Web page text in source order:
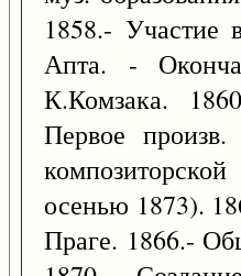
1858.- Участие
Апта. -
К.Комзака.
Первое
осенью 1873).
Праге. 1866.-